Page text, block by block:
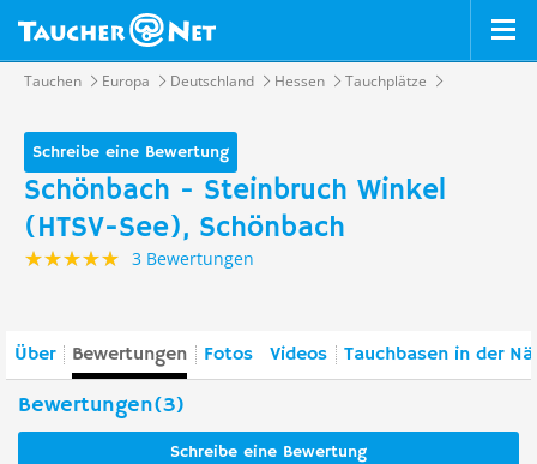
Tauchen Europa Deutschland Hessen Tauchplätze
Schreibe eine Bewertung
Schönbach - Steinbruch Winkel
(HTSV-See), Schönbach
3 Bewertungen
Über Bewertungen Fotos Videos Tauchbasen in der
Bewertungen(3)
Schreibe eine Bewertung